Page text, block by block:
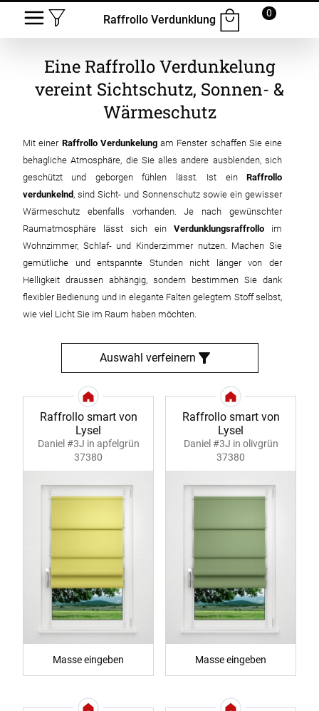
Raffrollo Verdunklung
0
Eine Raffrollo Verdunkelung
vereint Sichtschutz, Sonnen- &
Wärmeschutz
Mit einer Raffrollo Verdunkelungam Fenster schaffen Sie eine
behagliche Atmosphäre, die Sie alles andere ausblenden, sich
geschützt und geborgen fühlen lässt. Ist ein Raffrollo
verdunkelnd , sind Sicht- und Sonnenschutz sowie ein gewisser
Wärmeschutz ebenfalls vorhanden. Je nach gewünschter
Raumatmosphäre lässt sich ein Verdunklungsraffrollo im
Wohnzimmer, Schlaf- und Kinderzimmer nutzen. Machen Sie
gemütliche und entspannte Stunden nicht länger von der
Helligkeit draussen abhängig, sondern bestimmen Sie dank
flexibler Bedienung und in elegante Falten gelegtem Stoff selbst,
wie viel Licht Sie im Raum haben möchten.
Auswahl verfeinern
Raffrollo smart von
Lysel
Daniel #3J in apfelgrün
37380
Masse eingeben
Raffrollo smart von
Lysel
Daniel #3J in olivgrün
37380
Masse eingeben